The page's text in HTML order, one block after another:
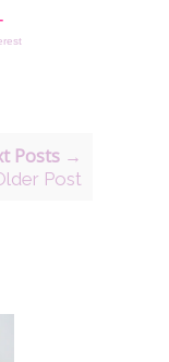
Posts →
Post